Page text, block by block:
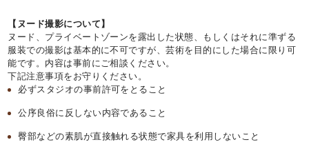
【ヌード撮影について】
ヌード、プライベートゾーンを露出した状態、もしくはそれに準ずる
服装での撮影は基本的に不可ですが、芸術を目的にした場合に限り可
能です。内容は事前にご相談ください。
下記注意事項をお守りください。
必ずスタジオの事前許可をとること
公序良俗に反しない内容であること
臀部などの素肌が直接触れる状態で家具を利用しないこと